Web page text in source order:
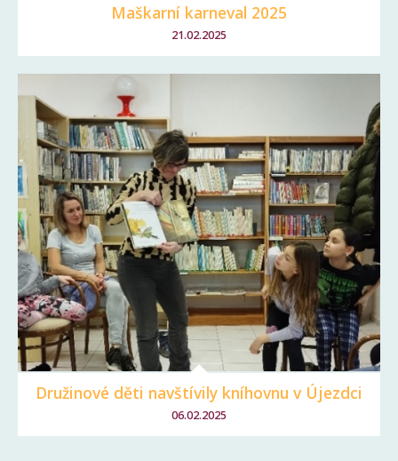
Maškarní karneval 2025
21.02.2025
Družinové děti navštívily kníhovnu v Újezdci
06.02.2025